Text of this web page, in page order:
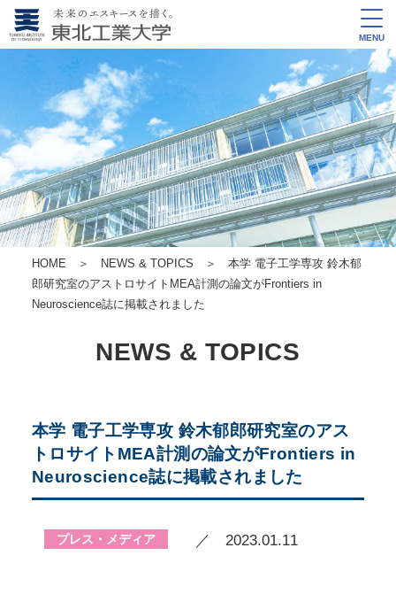
MENU
HOME ＞ NEWS & TOPICS ＞ 本学 電子工学専攻 鈴木郁
郎研究室のアストロサイトMEA計測の論文がFrontiers in
Neuroscience誌に掲載されました
NEWS & TOPICS
本学 電子工学専攻 鈴木郁郎研究室のアス
トロサイトMEA計測の論文がFrontiers in
Neuroscience誌に掲載されました
プレス・メディア ／ 2023.01.11